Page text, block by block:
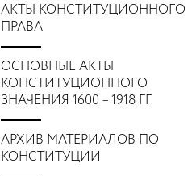
АКТЫ КОНСТИТУЦИОННОГО
ПРАВА
ОСНОВНЫЕ АКТЫ
КОНСТИТУЦИОННОГО
ЗНАЧЕНИЯ 1600 – 1918 ГГ.
АРХИВ МАТЕРИАЛОВ ПО
КОНСТИТУЦИИ